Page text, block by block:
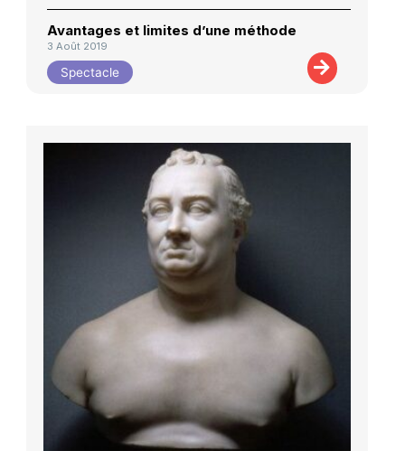
Avantages et limites d’une méthode
3 Août 2019
Spectacle